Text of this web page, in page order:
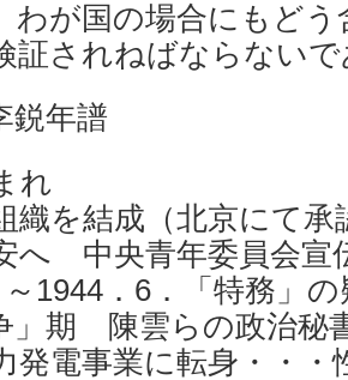
わが国の場合にもど
証されねばならない
鋭年譜
れ
を結成（北京にて承
へ 中央青年委員会宣
～1944．6．「特務」
」期 陳雲らの政治秘
電事業に転身・・・